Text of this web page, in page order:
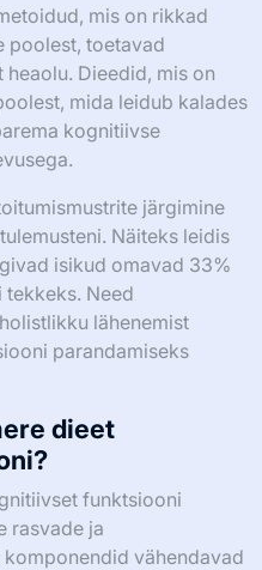
mis on rikkad
poolest, toetavad
Dieedid, mis on
mida leidub kalades
kognitiivse
järgimine
Näiteks leidis
isikud omavad 33%
Need
lähenemist
parandamiseks
dieet
funktsiooni
rasvade ja
vähendavad